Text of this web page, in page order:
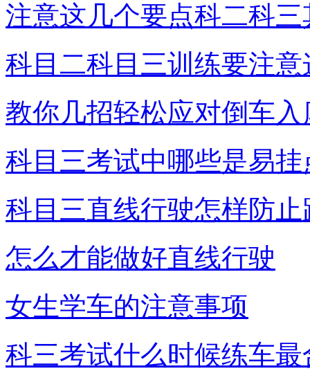
注意这几个要点科二科
科目二科目三训练要注意
教你几招轻松应对倒车入
科目三考试中哪些是易挂
科目三直线行驶怎样防止
怎么才能做好直线行驶
女生学车的注意事项
科三考试什么时候练车最